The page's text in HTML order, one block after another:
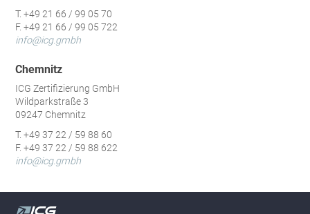
T. +49 21 66 / 99 05 70
F. +49 21 66 / 99 05 722
info@icg.gmbh
Chemnitz
ICG Zertifizierung GmbH
Wildparkstraße 3
09247 Chemnitz
T. +49 37 22 / 59 88 60
F. +49 37 22 / 59 88 622
info@icg.gmbh